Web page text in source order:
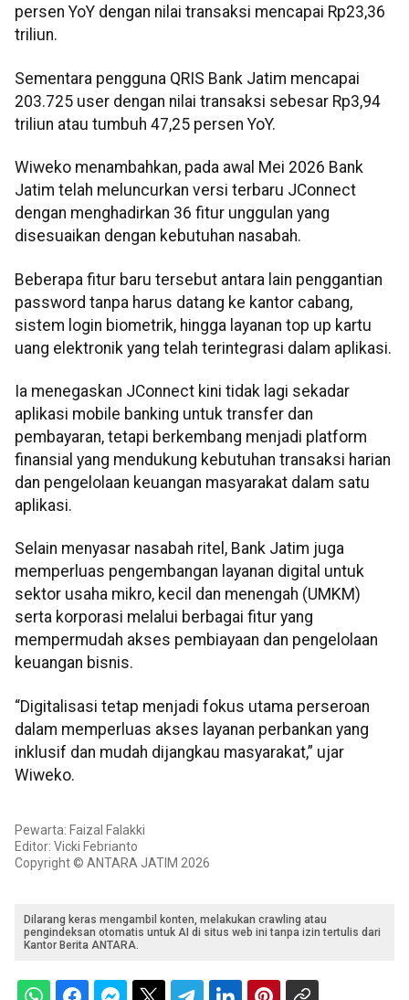
persen YoY dengan nilai transaksi mencapai Rp23,36
triliun.
Sementara pengguna QRIS Bank Jatim mencapai
203.725 user dengan nilai transaksi sebesar Rp3,94
triliun atau tumbuh 47,25 persen YoY.
Wiweko menambahkan, pada awal Mei 2026 Bank
Jatim telah meluncurkan versi terbaru JConnect
dengan menghadirkan 36 fitur unggulan yang
disesuaikan dengan kebutuhan nasabah.
Beberapa fitur baru tersebut antara lain penggantian
password tanpa harus datang ke kantor cabang,
sistem login biometrik, hingga layanan top up kartu
uang elektronik yang telah terintegrasi dalam aplikasi.
Ia menegaskan JConnect kini tidak lagi sekadar
aplikasi mobile banking untuk transfer dan
pembayaran, tetapi berkembang menjadi platform
finansial yang mendukung kebutuhan transaksi harian
dan pengelolaan keuangan masyarakat dalam satu
aplikasi.
Selain menyasar nasabah ritel, Bank Jatim juga
memperluas pengembangan layanan digital untuk
sektor usaha mikro, kecil dan menengah (UMKM)
serta korporasi melalui berbagai fitur yang
mempermudah akses pembiayaan dan pengelolaan
keuangan bisnis.
“Digitalisasi tetap menjadi fokus utama perseroan
dalam memperluas akses layanan perbankan yang
inklusif dan mudah dijangkau masyarakat,” ujar
Wiweko.
Pewarta: Faizal Falakki
Editor: Vicki Febrianto
Copyright © ANTARA JATIM 2026
Dilarang keras mengambil konten, melakukan crawling atau
pengindeksan otomatis untuk AI di situs web ini tanpa izin tertulis dari
Kantor Berita ANTARA.